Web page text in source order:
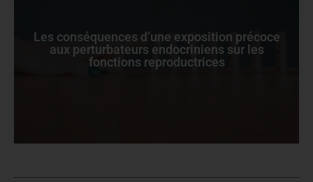
Les conséquences d’une exposition précoce
aux perturbateurs endocriniens sur les
fonctions reproductrices